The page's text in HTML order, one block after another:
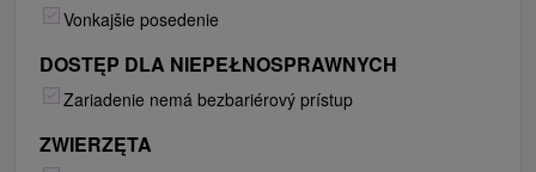
Vonkajšie posedenie
DOSTĘP DLA NIEPEŁNOSPRAWNYCH
Zariadenie nemá bezbariérový prístup
ZWIERZĘTA